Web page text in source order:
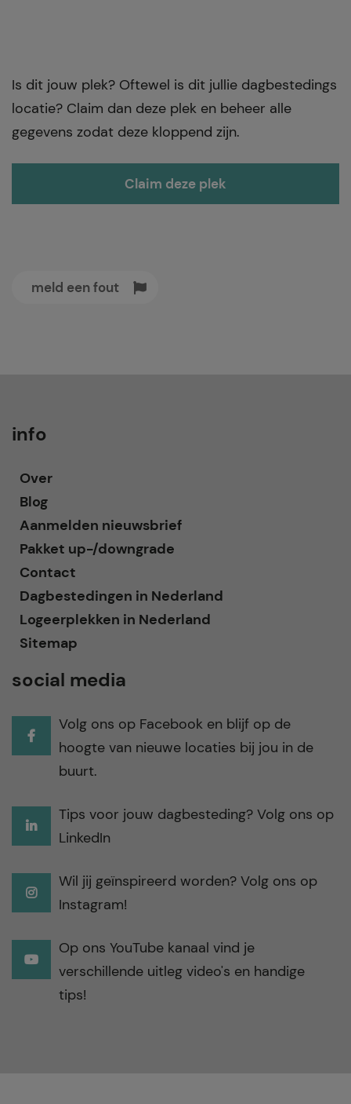
Is dit jouw plek? Oftewel is dit jullie dagbestedings
locatie? Claim dan deze plek en beheer alle
gegevens zodat deze kloppend zijn.
Claim deze plek
meld een fout
info
Over
Blog
Aanmelden nieuwsbrief
Pakket up-/downgrade
Contact
Dagbestedingen in Nederland
Logeerplekken in Nederland
Sitemap
social media
Volg ons op Facebook en blijf op de
hoogte van nieuwe locaties bij jou in de
buurt.
Tips voor jouw dagbesteding? Volg ons op
LinkedIn
Wil jij geïnspireerd worden? Volg ons op
Instagram!
Op ons YouTube kanaal vind je
verschillende uitleg video's en handige
tips!